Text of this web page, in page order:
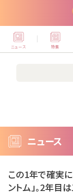
ニュース 特集
ニュース
この1年で確実
ントム」。2年目